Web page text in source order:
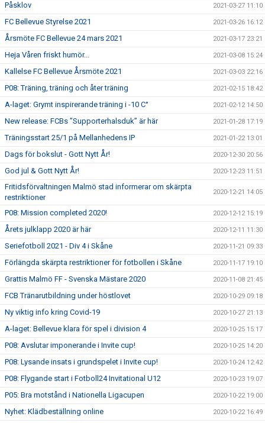
Påsklov 2021-03-27 11:10
FC Bellevue Styrelse 2021 2021-03-26 16:12
Årsmöte FC Bellevue 24 mars 2021 2021-03-17 23:21
Heja Våren friskt humör... 2021-03-08 15:24
Kallelse FC Bellevue Årsmöte 2021 2021-03-03 22:16
P08: Träning, träning och åter träning 2021-02-15 18:42
A-laget: Grymt inspirerande träning i -10 C° 2021-02-12 14:50
New release: FCBs ”Supporterhalsduk” är här 2021-01-28 17:19
Träningsstart 25/1 på Mellanhedens IP 2021-01-22 13:01
Dags för bokslut - Gott Nytt År! 2020-12-30 20:56
God jul & Gott Nytt År! 2020-12-23 11:51
Fritidsförvaltningen Malmö stad informerar om skärpta
restriktioner
2020-12-21 14:05
P08: Mission completed 2020! 2020-12-12 15:19
Årets julklapp 2020 är här 2020-12-11 11:30
Seriefotboll 2021 - Div 4 i Skåne 2020-11-21 09:33
Förlängda skärpta restriktioner för fotbollen i Skåne 2020-11-17 19:10
Grattis Malmö FF - Svenska Mästare 2020 2020-11-08 21:45
FCB Tränarutbildning under höstlovet 2020-10-29 09:18
Ny viktig info kring Covid-19 2020-10-27 21:13
A-laget: Bellevue klara för spel i division 4 2020-10-25 15:17
P08: Avslutar imponerande i Invite cup! 2020-10-25 14:20
P08: Lysande insats i grundspelet i Invite cup! 2020-10-24 12:42
P08: Flygande start i Fotboll24 Invitational U12 2020-10-23 19:07
P05: Bra motstånd i Nationella Ligacupen 2020-10-22 19:00
Nyhet: Klädbeställning online 2020-10-22 16:49